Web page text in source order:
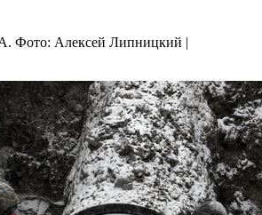
Фото: Алексей Липницкий |